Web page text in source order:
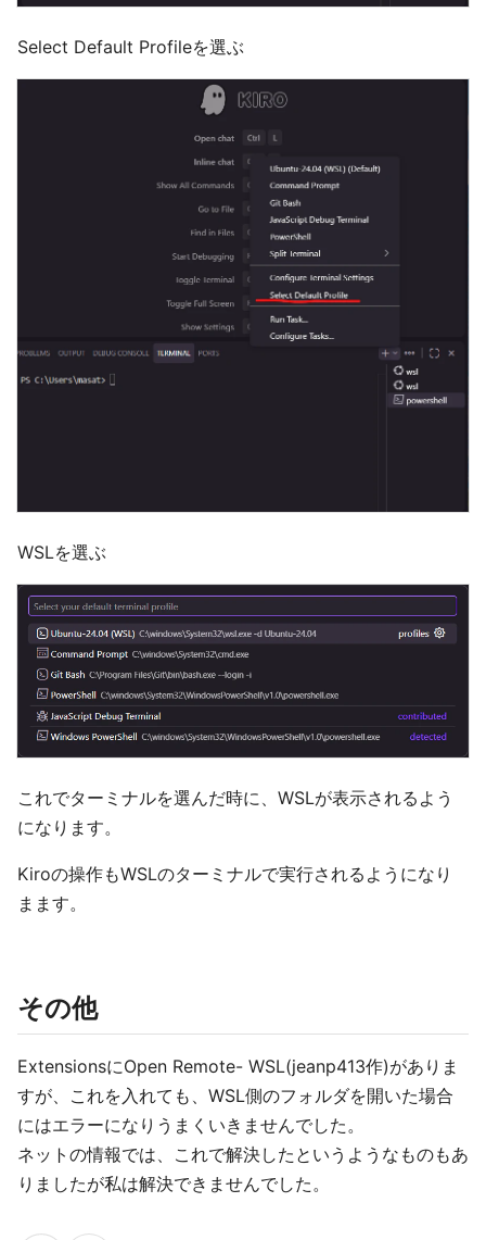
Select Default Profileを選ぶ
WSLを選ぶ
これでターミナルを選んだ時に、WSLが表示されるよう
になります。
Kiroの操作もWSLのターミナルで実行されるようになり
まます。
その他
ExtensionsにOpen Remote- WSL(jeanp413作)がありま
すが、これを入れても、WSL側のフォルダを開いた場合
にはエラーになりうまくいきませんでした。
ネットの情報では、これで解決したというようなものもあ
りましたが私は解決できませんでした。